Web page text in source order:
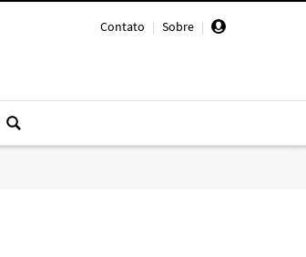
Contato | Sobre |